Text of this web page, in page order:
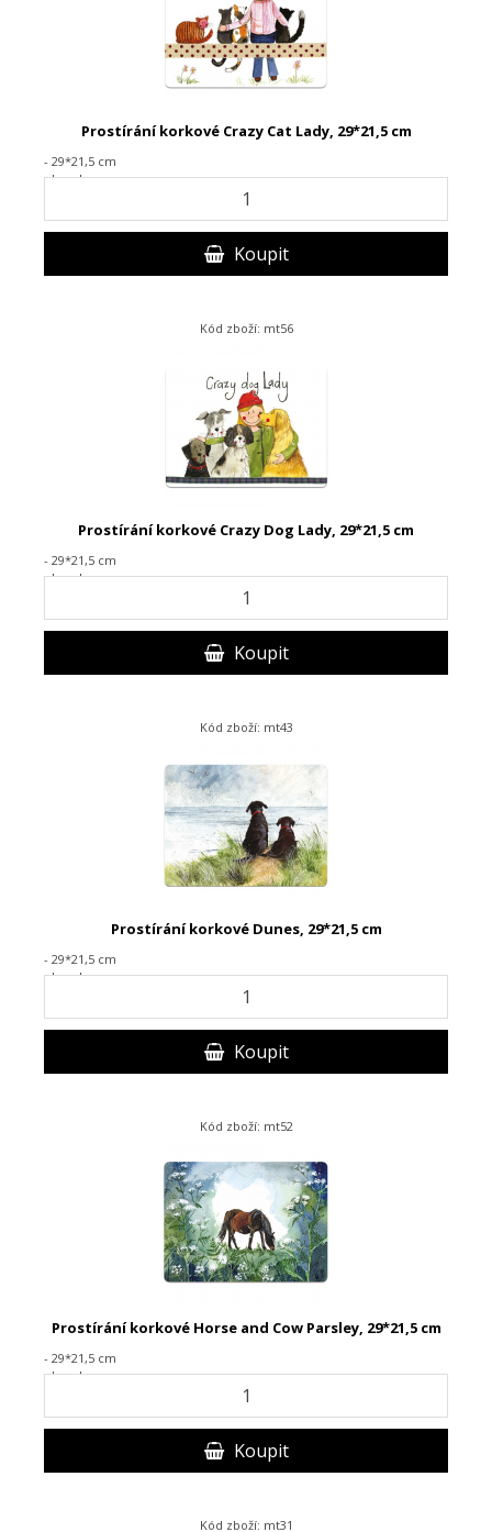
Prostírání korkové Crazy Cat Lady, 29*21,5 cm
- 29*21,5 cm
- korek
Koupit
Kód zboží: mt56
Prostírání korkové Crazy Dog Lady, 29*21,5 cm
- 29*21,5 cm
- korek
Koupit
Kód zboží: mt43
Prostírání korkové Dunes, 29*21,5 cm
- 29*21,5 cm
- korek
Koupit
Kód zboží: mt52
Prostírání korkové Horse and Cow Parsley, 29*21,5 cm
- 29*21,5 cm
- korek
Koupit
Kód zboží: mt31